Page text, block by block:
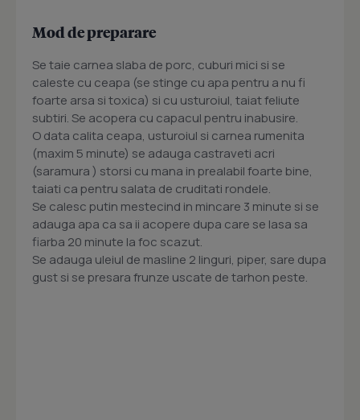
Mod de preparare
Se taie carnea slaba de porc, cuburi mici si se
caleste cu ceapa (se stinge cu apa pentru a nu fi
foarte arsa si toxica) si cu usturoiul, taiat feliute
subtiri. Se acopera cu capacul pentru inabusire.
O data calita ceapa, usturoiul si carnea rumenita
(maxim 5 minute) se adauga castraveti acri
(saramura ) storsi cu mana in prealabil foarte bine,
taiati ca pentru salata de cruditati rondele.
Se calesc putin mestecind in mincare 3 minute si se
adauga apa ca sa ii acopere dupa care se lasa sa
fiarba 20 minute la foc scazut.
Se adauga uleiul de masline 2 linguri, piper, sare dupa
gust si se presara frunze uscate de tarhon peste.